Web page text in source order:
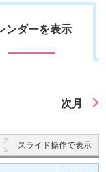
ンダーを表示
次月
スライド操作で表示